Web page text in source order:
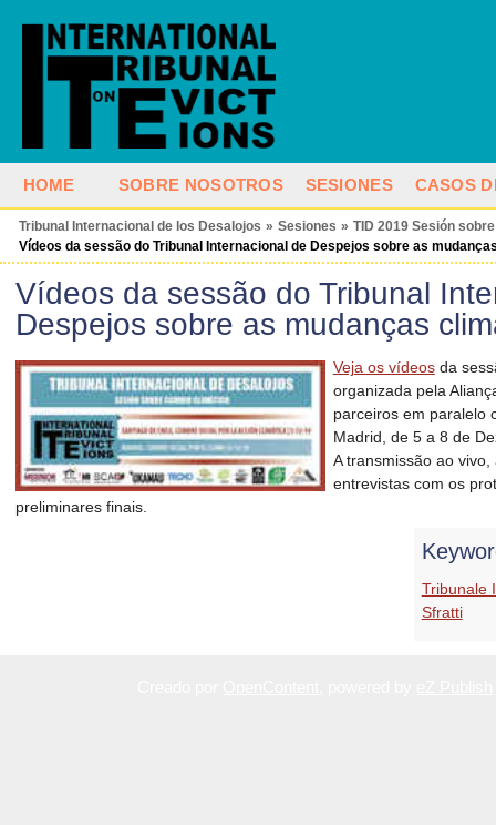
HOME SOBRE NOSOTROS SESIONES CASOS
Tribunal Internacional de los Desalojos » Sesiones » TID 2019 Sesión
Vídeos da sessão do Tribunal Internacional de Despejos sobre as
Vídeos da sessão do Tribunal
Despejos sobre as mudanças
Veja os vídeosda
organizada pela
parceiros em paralelo
Madrid, de 5 a 8 de
A transmissão ao
entrevistas com os
preliminares finais.
Tribunale
Sfratti